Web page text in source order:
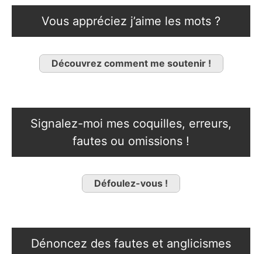
Vous appréciez j’aime les mots ?
Découvrez comment me soutenir !
Signalez-moi mes coquilles, erreurs,
fautes ou omissions !
Défoulez-vous !
Dénoncez des fautes et anglicismes